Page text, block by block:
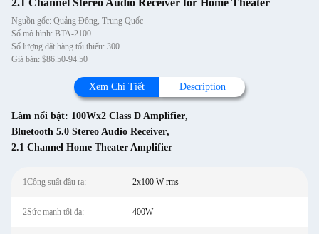
2.1 Channel Stereo Audio Receiver for Home Theater
Nguồn gốc: Quảng Đông, Trung Quốc
Số mô hình: BTA-2100
Số lượng đặt hàng tối thiểu: 300
Giá bán: $86.50-94.50
Xem Chi Tiết Description
Làm nổi bật: 100Wx2 Class D Amplifier,
Bluetooth 5.0 Stereo Audio Receiver,
2.1 Channel Home Theater Amplifier
1Công suất đầu ra: 2x100 W rms
2Sức mạnh tối đa: 400W